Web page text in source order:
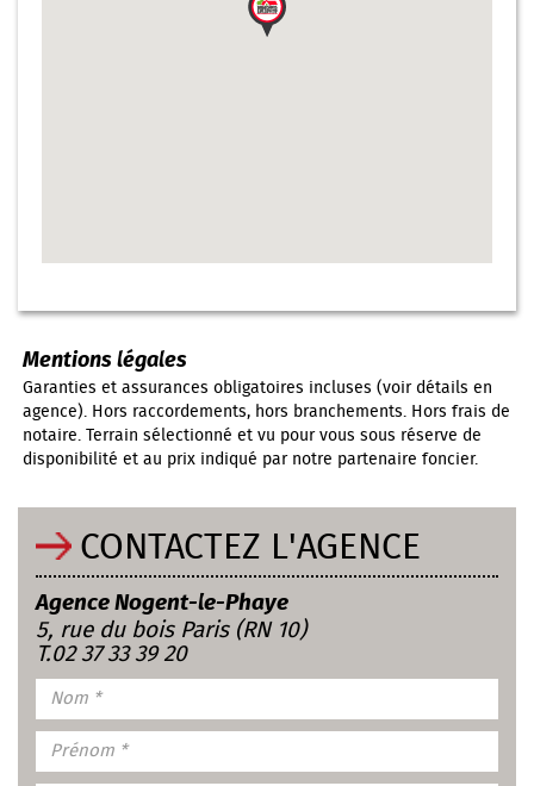
Mentions légales
Garanties et assurances obligatoires incluses (voir détails en
agence). Hors raccordements, hors branchements. Hors frais de
notaire. Terrain sélectionné et vu pour vous sous réserve de
disponibilité et au prix indiqué par notre partenaire foncier.
CONTACTEZ L'AGENCE
Agence Nogent-le-Phaye
5, rue du bois Paris (RN 10)
T.02 37 33 39 20